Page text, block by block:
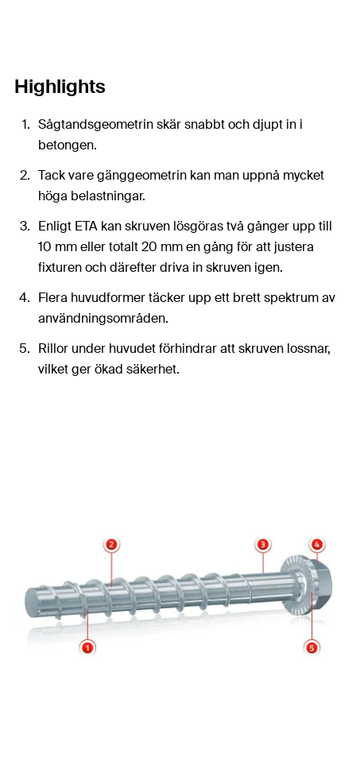
Highlights
Sågtandsgeometrin skär snabbt och djupt in i
betongen.
Tack vare gänggeometrin kan man uppnå mycket
höga belastningar.
Enligt ETA kan skruven lösgöras två gånger upp till
10 mm eller totalt 20 mm en gång för att justera
fixturen och därefter driva in skruven igen.
Flera huvudformer täcker upp ett brett spektrum av
användningsområden.
Rillor under huvudet förhindrar att skruven lossnar,
vilket ger ökad säkerhet.